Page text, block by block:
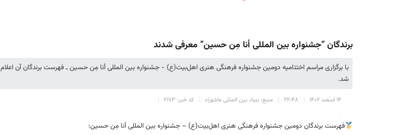
برندگان “جشنواره بین المللی أنا مِن حسین” معرفی شدند
با برگزاری مراسم اختتامیه دومین جشنواره فرهنگی هنری اهل‌بیت(ع) - جشنواره بین المللی أنا مِن حسین ـ فهرست برندگان آن اعلام
شد.
۱۴ اسفند ۱۴۰۲ ۲۲:۴۸ منبع: بنیاد بین المللی عاشوراء کد خبر: ۲۱۷۳
فهرست برندگان دومین جشنواره فرهنگی هنری اهل‌بیت(ع) – جشنواره بین المللی أنا مِن حسین: